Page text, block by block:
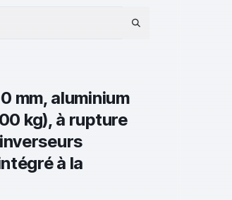
mm, aluminium
kg), à rupture
à la